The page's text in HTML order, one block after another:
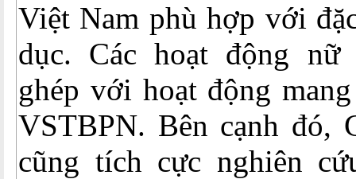
Việt Nam phù hợp với
dục. Các hoạt động
ghép với hoạt động
VSTBPN. Bên cạnh đó,
cũng tích cực nghiên